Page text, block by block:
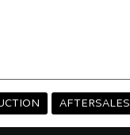
AFTERSALES